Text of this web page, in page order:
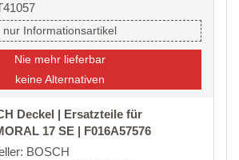
nur Informationsartikel
Nie mehr lieferbar
keine Alternativen
Deckel | Ersatzteile für
17 SE | F016A57576
BOSCH